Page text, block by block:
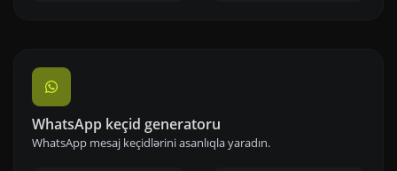
WhatsApp keçid generatoru
WhatsApp mesaj keçidlərini asanlıqla yaradın.